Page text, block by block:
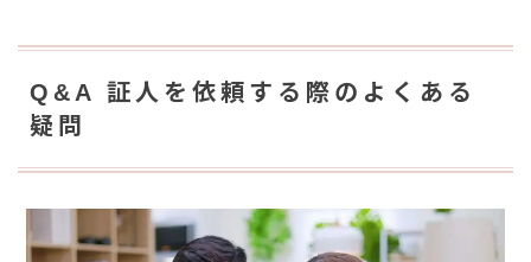
Q&A 証人を依頼する際のよくある
疑問